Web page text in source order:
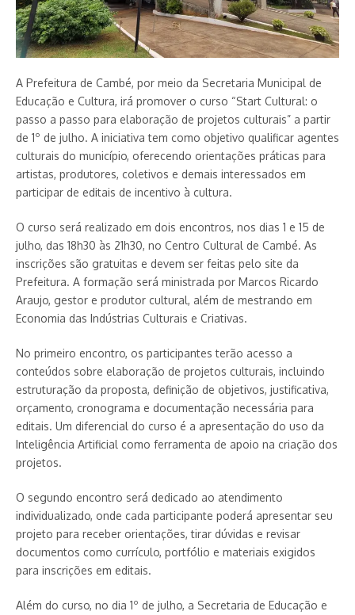
A Prefeitura de Cambé, por meio da Secretaria Municipal de
Educação e Cultura, irá promover o curso “Start Cultural: o
passo a passo para elaboração de projetos culturais” a partir
de 1º de julho. A iniciativa tem como objetivo qualificar agentes
culturais do município, oferecendo orientações práticas para
artistas, produtores, coletivos e demais interessados em
participar de editais de incentivo à cultura.
O curso será realizado em dois encontros, nos dias 1 e 15 de
julho, das 18h30 às 21h30, no Centro Cultural de Cambé. As
inscrições são gratuitas e devem ser feitas pelo site da
Prefeitura. A formação será ministrada por Marcos Ricardo
Araujo, gestor e produtor cultural, além de mestrando em
Economia das Indústrias Culturais e Criativas.
No primeiro encontro, os participantes terão acesso a
conteúdos sobre elaboração de projetos culturais, incluindo
estruturação da proposta, definição de objetivos, justificativa,
orçamento, cronograma e documentação necessária para
editais. Um diferencial do curso é a apresentação do uso da
Inteligência Artificial como ferramenta de apoio na criação dos
projetos.
O segundo encontro será dedicado ao atendimento
individualizado, onde cada participante poderá apresentar seu
projeto para receber orientações, tirar dúvidas e revisar
documentos como currículo, portfólio e materiais exigidos
para inscrições em editais.
Além do curso, no dia 1º de julho, a Secretaria de Educação e